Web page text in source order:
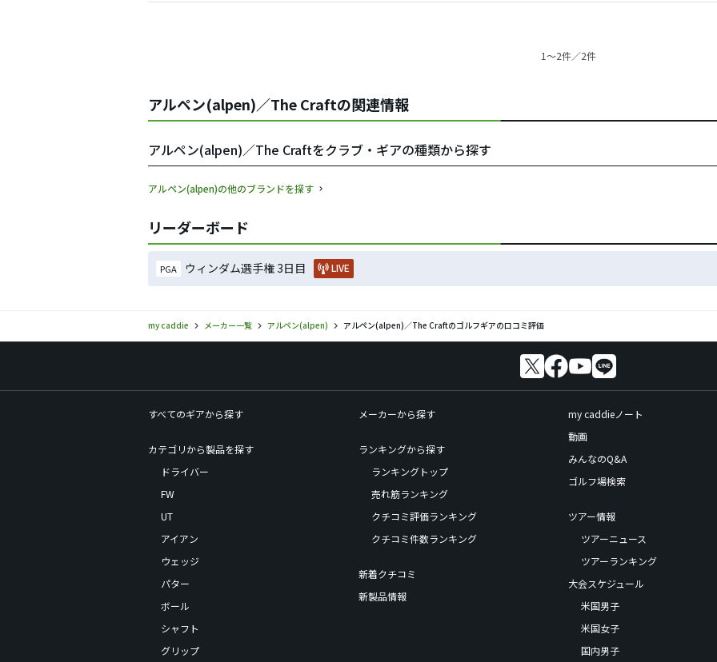
1〜2件／2件
アルペン(alpen)／The Craftの関連情報
アルペン(alpen)／The Craftをクラブ・ギアの種類から探す
アルペン(alpen)の他のブランドを探す
リーダーボード
PGA ウィンダム選手権 3日目 LIVE
my caddie メーカー一覧 アルペン(alpen) アルペン(alpen)／The Craftのゴルフギアの口コミ評価
すべてのギアから探す
カテゴリから製品を探す
ドライバー
FW
UT
アイアン
ウェッジ
パター
ボール
シャフト
グリップ
メーカーから探す
ランキングから探す
ランキングトップ
売れ筋ランキング
クチコミ評価ランキング
クチコミ件数ランキング
新着クチコミ
新製品情報
my caddieノート
動画
みんなのQ&A
ゴルフ場検索
ツアー情報
ツアーニュース
ツアーランキング
大会スケジュール
米国男子
米国女子
国内男子